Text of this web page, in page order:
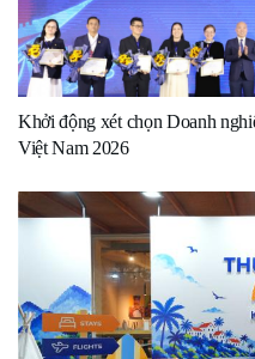
Khởi động xét chọn Doanh
Việt Nam 2026